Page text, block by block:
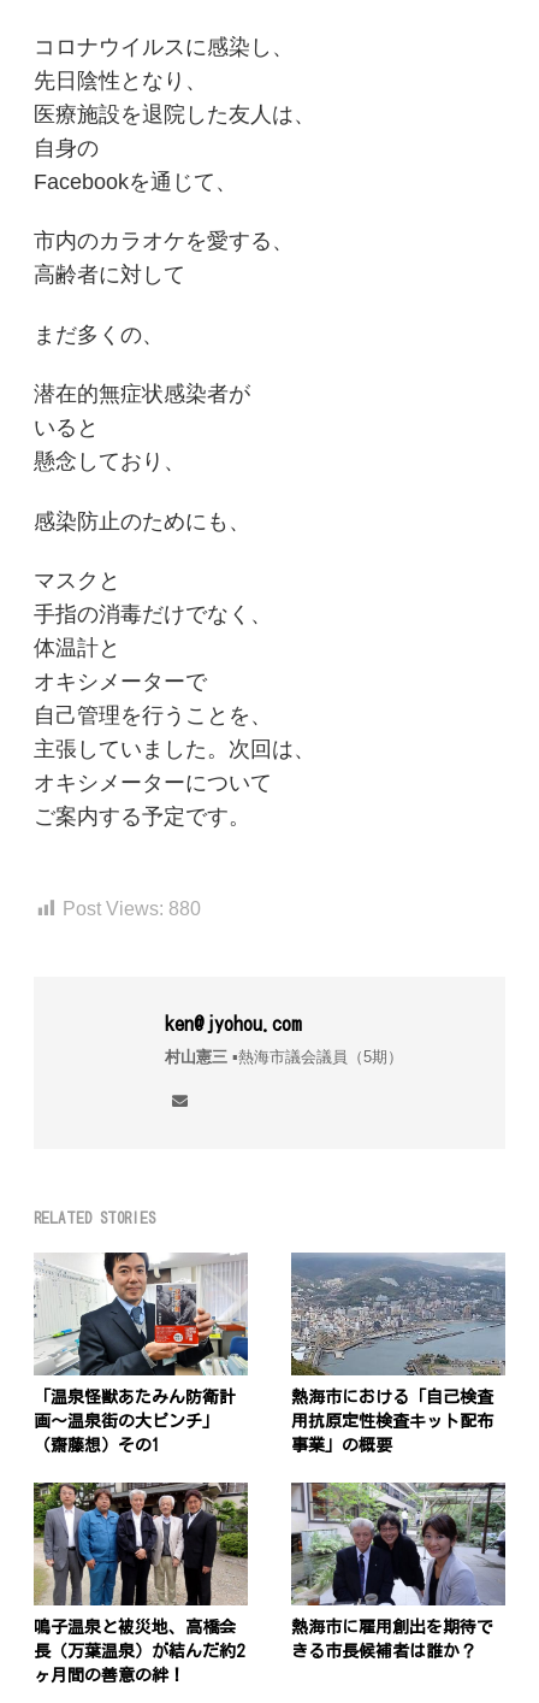
コロナウイルスに感染し、
先日陰性となり、
医療施設を退院した友人は、
自身の
Facebookを通じて、
市内のカラオケを愛する、
高齢者に対して
まだ多くの、
潜在的無症状感染者が
いると
懸念しており、
感染防止のためにも、
マスクと
手指の消毒だけでなく、
体温計と
オキシメーターで
自己管理を行うことを、
主張していました。次回は、
オキシメーターについて
ご案内する予定です。
Post Views: 880
ken@jyohou.com
村山憲三▪︎熱海市議会議員（5期）
RELATED STORIES
「温泉怪獣あたみん防衛計
画〜温泉街の大ピンチ」
（齋藤想）その1
熱海市における「自己検査
用抗原定性検査キット配布
事業」の概要
鳴子温泉と被災地、高橋会
長（万葉温泉）が結んだ約2
ヶ月間の善意の絆！
熱海市に雇用創出を期待で
きる市長候補者は誰か？